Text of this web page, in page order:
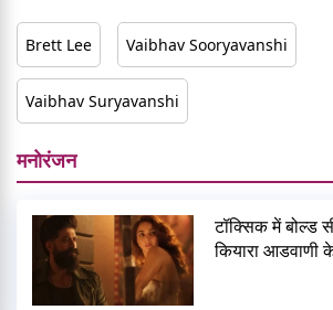
Brett Lee Vaibhav Sooryavanshi
Vaibhav Suryavanshi
मनोरंजन
टॉक्सिक में बोल्ड
कियारा आडवाणी